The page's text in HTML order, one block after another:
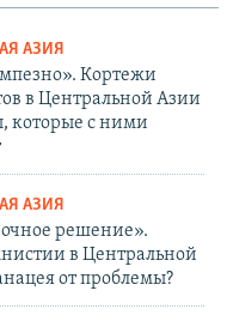
АЗИЯ
Кортежи
в Центральной Азии
которые с ними
АЗИЯ
решение».
в Центральной
от проблемы?